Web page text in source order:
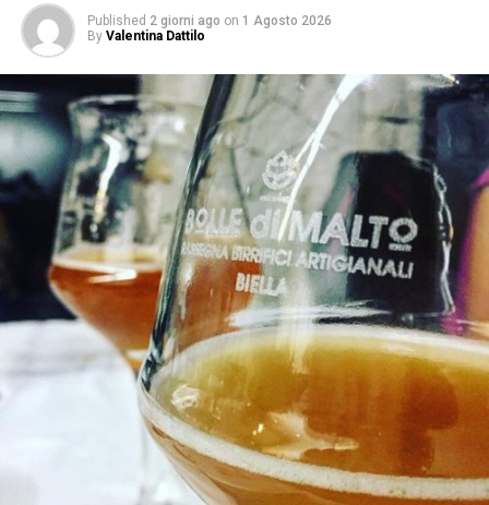
Published 2 giorni ago on 1 Agosto 2026
By Valentina Dattilo